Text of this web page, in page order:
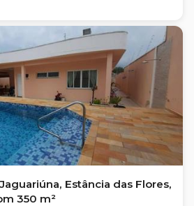
Estância das Flores,
350 m²